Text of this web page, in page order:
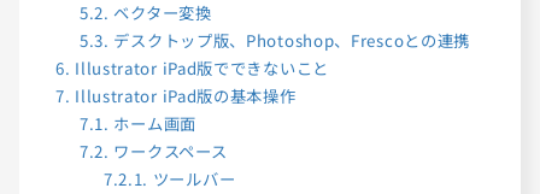
5.2. ベクター変換
5.3. デスクトップ版、Photoshop、Frescoとの連携
6. Illustrator iPad版でできないこと
7. Illustrator iPad版の基本操作
7.1. ホーム画面
7.2. ワークスペース
7.2.1. ツールバー